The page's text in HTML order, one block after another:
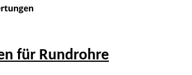
für Rundrohre